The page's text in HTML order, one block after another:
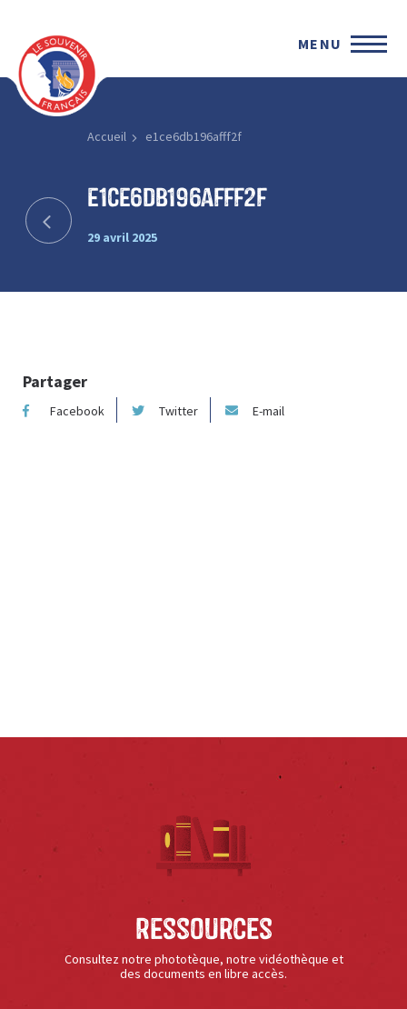
MENU
Accueil e1ce6db196afff2f
e1ce6db196afff2f
29 avril 2025
Partager
Facebook Twitter E-mail
Ressources
Consultez notre phototèque, notre vidéothèque et
des documents en libre accès.